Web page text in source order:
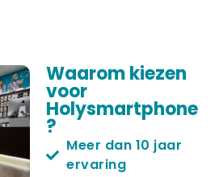
Waarom kiezen
voor
Holysmartphone
?
Meer dan 10 jaar
ervaring